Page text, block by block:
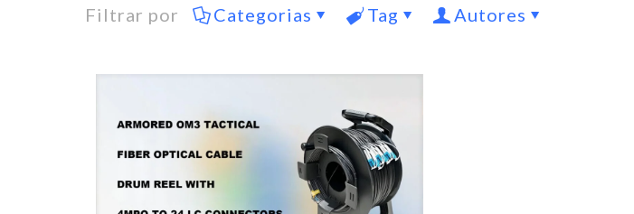
Filtrar por Categorias Tag Autores